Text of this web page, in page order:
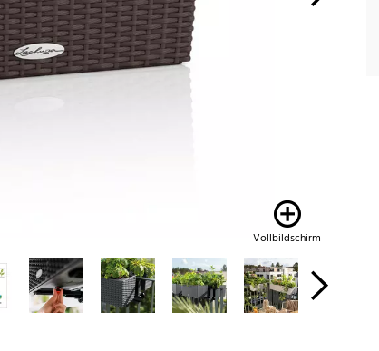
Vollbildschirm